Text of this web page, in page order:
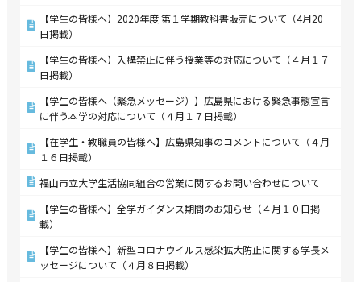
【学生の皆様へ】2020年度 第１学期教科書販売について（4月20
日掲載）
【学生の皆様へ】入構禁止に伴う授業等の対応について（４月１７
日掲載）
【学生の皆様へ（緊急メッセージ）】広島県における緊急事態宣言
に伴う本学の対応について（４月１７日掲載）
【在学生・教職員の皆様へ】広島県知事のコメントについて（４月
１６日掲載）
福山市立大学生活協同組合の営業に関するお問い合わせについて
【学生の皆様へ】全学ガイダンス期間のお知らせ（４月１０日掲
載）
【学生の皆様へ】新型コロナウイルス感染拡大防止に関する学長メ
ッセージについて（４月８日掲載）